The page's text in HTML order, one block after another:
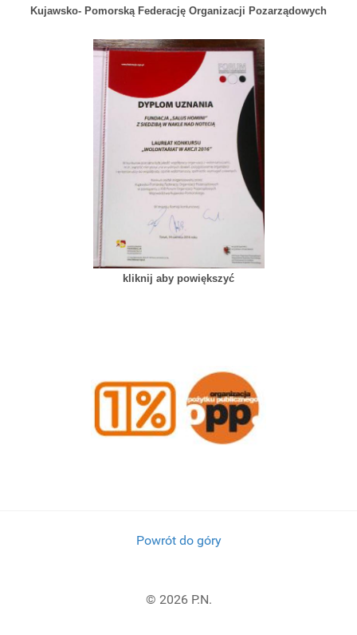
Kujawsko- Pomorską Federację Organizacji Pozarządowych
kliknij aby powiększyć
Powrót do góry
© 2026 P.N.